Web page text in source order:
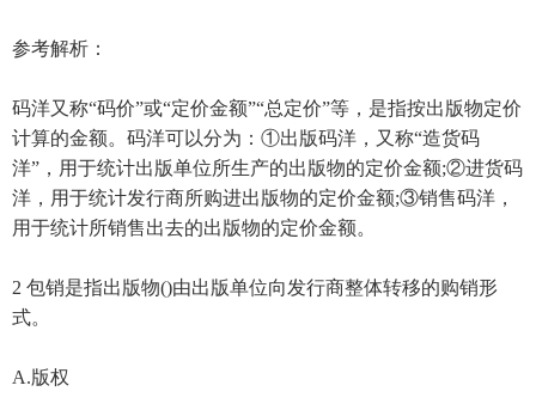
参考解析：
码洋又称“码价”或“定价金额”“总定价”等，是指按出版物定价
计算的金额。码洋可以分为：①出版码洋，又称“造货码
洋”，用于统计出版单位所生产的出版物的定价金额;②进货码
洋，用于统计发行商所购进出版物的定价金额;③销售码洋，
用于统计所销售出去的出版物的定价金额。
2 包销是指出版物()由出版单位向发行商整体转移的购销形
式。
A.版权